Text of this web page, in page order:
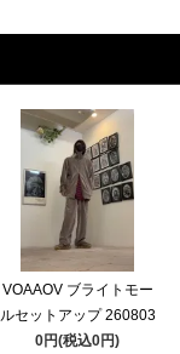
VOAAOV ブライトモー
ルセットアップ 260803
0円(税込0円)